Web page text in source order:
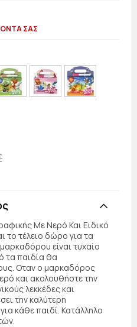
ΣΑΣ
Με Νερό Και Ειδικό
το τέλειο δώρο για τα
είναι τυχαίο
τα παιδία θα
Οταν ο μαρκαδόρος
και ακολουθήστε την
λεκκέδες και
την καλύτερη
κάθε παιδί. Κατάλληλο